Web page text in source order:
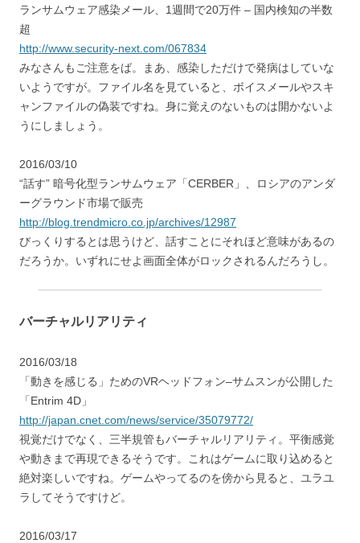
ランサムウェア感染メール、1週間で20万件 – 国内検知の半数
超
http://www.security-next.com/067834
みなさんもご注意をば。まあ、感染しただけで発病はしていな
いようですが。ファイル名を見ていると、ボイスメールやスキ
ャンファイルの偽装ですね。身に覚えのないものは開かないよ
うにしましょう。
2016/03/10
“話す” 暗号化型ランサムウェア「CERBER」、ロシアのアンダ
ーグラウンド市場で販売
http://blog.trendmicro.co.jp/archives/12987
びっくりするとは思うけど、話すことにそれほど意味があるの
だろうか。いずれにせよ画面全体がロックされるんだろうし。
バーチャルリアリティ
2016/03/18
「動きを感じる」ためのVRヘッドフォン–サムスンが公開した
「Entrim 4D」
http://japan.cnet.com/news/service/35079772/
視覚だけでなく、三半規管もバーチャルリアリティ。平衡感覚
や動きまで再現できるそうです。これはゲームに取り込めると
絶対楽しいですね。ゲームやってるのを傍から見ると、ユラユ
ラしてそうですけど。
2016/03/17